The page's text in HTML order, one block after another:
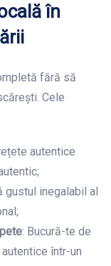
în
fără să
Cele
autentice
gustul inegalabil al
: Bucură-te de
într-un